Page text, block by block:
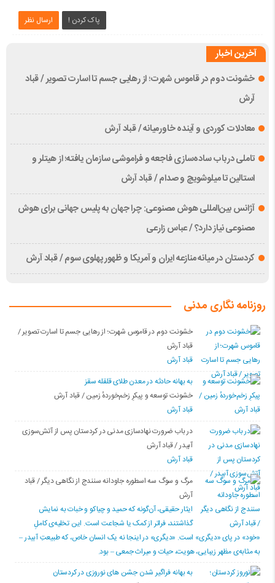
ارسال نظر پاک کردن !
آخرین اخبار
خشونت دوم در قاموس شهرت؛ از رهایی جسم تا اسارت تصویر / قباد
آرش
معادلات کوردی و آینده خاورمیانه / قباد آرش
تاملی درباب سادەسازی فاجعە و فراموشی سازمان یافتە؛ از هیتلر و
استالین تا میلوشویچ و صدام / قباد آرش
آژانس بین‌المللی هوش مصنوعی: چرا جهان به پلیس جهانی برای هوش
مصنوعی نیاز دارد؟ / عباس زارعی
کردستان در میانه منازعە ایران و آمریکا و ظهور پهلوی سوم / قباد آرش
روزنامه نگاری مدنی
خشونت دوم در قاموس شهرت؛ از رهایی جسم تا اسارت تصویر /
قباد آرش
قباد آرش
بە بهانه حادثە در معدن طلای قلقله سقز
خشونت توسعه و پیکرِ زخم‌خوردهٔ زمین / قباد آرش
قباد آرش
در باب ضرورت نهادسازی مدنی در کردستان پس از آتش‌سوزی
آبیدر / قباد آرش
قباد آرش
مرگ و سوگ سه اسطوره جاودانه سنندج از نگاهی دیگر / قباد
آرش
ایثار حقیقی، آن‌گونه که حمید و چیاکو و خبات به نمایش
گذاشتند، فراتر از کمک یا شجاعت است. این تخلیه‌ی کاملِ
«خود» در پای «دیگری» است. «دیگری» در اینجا نه یک انسان خاص، که طبیعتِ آبیدر –
به مثابه‌ی مظهر زیبایی، هویت، حیات و میراث جمعی – بود.
به بهانه فراگیر شدن جشن های نوروزی در کردستان